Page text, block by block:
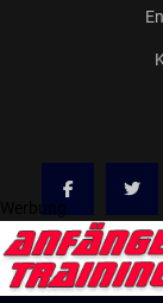
Werbung